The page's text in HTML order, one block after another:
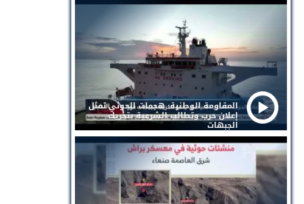
المقاومة الوطنية: هجمات الحوثي تمثل
إعلان حرب وتطالب الشرعية بتحريك
الجبهات